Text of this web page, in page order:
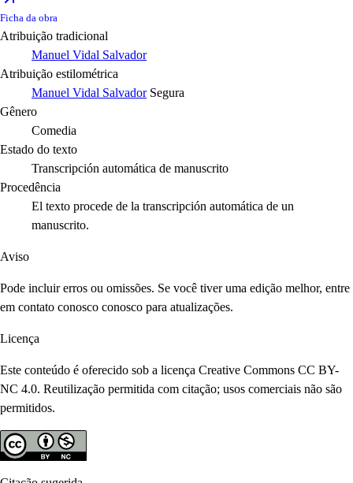
Ficha da obra
Atribuição tradicional
Manuel Vidal Salvador
Atribuição estilométrica
Manuel Vidal Salvador Segura
Gênero
Comedia
Estado do texto
Transcripción automática de manuscrito
Procedência
El texto procede de la transcripción automática de un
manuscrito.
Aviso
Pode incluir erros ou omissões. Se você tiver uma edição melhor, entre
em contato conosco conosco para atualizações.
Licença
Este conteúdo é oferecido sob a licença Creative Commons CC BY-
NC 4.0. Reutilização permitida com citação; usos comerciais não são
permitidos.